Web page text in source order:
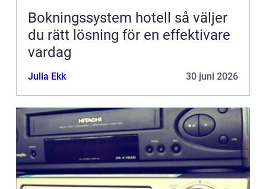
Bokningssystem hotell så väljer
du rätt lösning för en effektivare
vardag
Julia Ekk 30 juni 2026